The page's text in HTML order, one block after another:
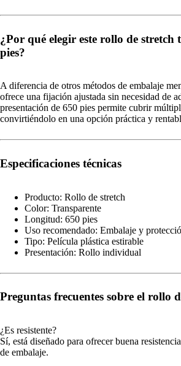
¿Por qué elegir este rollo de stretch
pies?
A diferencia de otros métodos de embalaje
ofrece una fijación ajustada sin necesidad de
presentación de 650 pies permite cubrir
convirtiéndolo en una opción práctica y
Especificaciones técnicas
Producto: Rollo de stretch
Color: Transparente
Longitud: 650 pies
Uso recomendado: Embalaje y
Tipo: Película plástica estirable
Presentación: Rollo individual
Preguntas frecuentes sobre el rollo
¿Es resistente?
Sí, está diseñado para ofrecer buena
de embalaje.